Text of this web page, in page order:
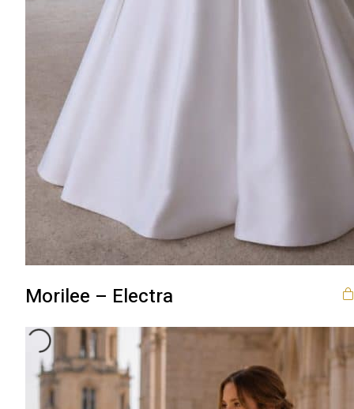
Morilee – Electra